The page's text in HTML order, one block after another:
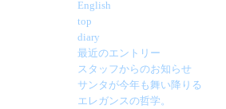
English
top
diary
最近のエントリー
スタッフからのお知らせ
サンタが今年も舞い降りる
エレガンスの哲学。